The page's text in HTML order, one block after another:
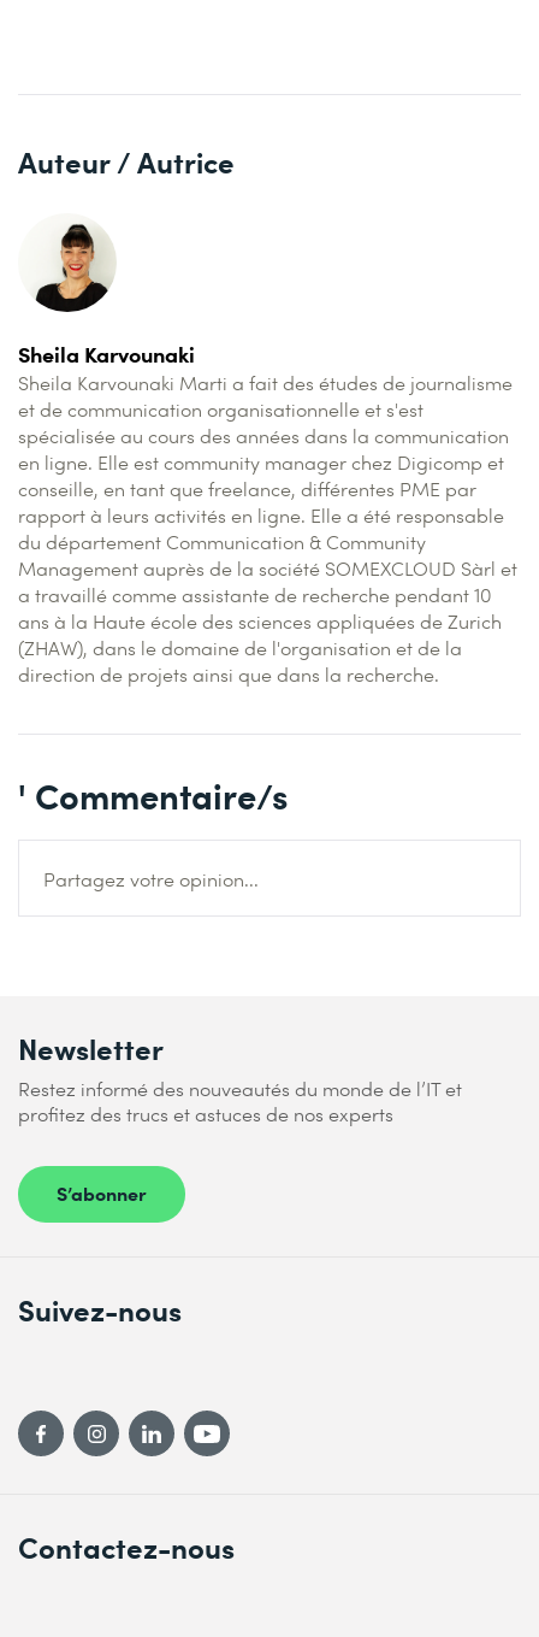
Auteur / Autrice
Sheila Karvounaki
Sheila Karvounaki Marti a fait des études de journalisme
et de communication organisationnelle et s'est
spécialisée au cours des années dans la communication
en ligne. Elle est community manager chez Digicomp et
conseille, en tant que freelance, différentes PME par
rapport à leurs activités en ligne. Elle a été responsable
du département Communication & Community
Management auprès de la société SOMEXCLOUD Sàrl et
a travaillé comme assistante de recherche pendant 10
ans à la Haute école des sciences appliquées de Zurich
(ZHAW), dans le domaine de l'organisation et de la
direction de projets ainsi que dans la recherche.
' Commentaire/s
Partagez votre opinion...
Newsletter
Restez informé des nouveautés du monde de l’IT et
profitez des trucs et astuces de nos experts
S’abonner
Contactez-nous
Suivez-nous